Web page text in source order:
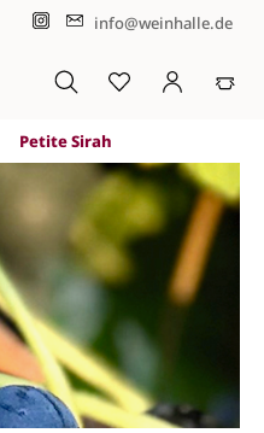
info@weinhalle.de
Petite Sirah